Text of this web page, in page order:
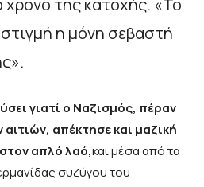
της κατοχής. «Το
η μόνη σεβαστή
γιατί ο Ναζισμός, πέραν
απέκτησε και μαζική
απλό λαό,και μέσα από τα
συζύγου του